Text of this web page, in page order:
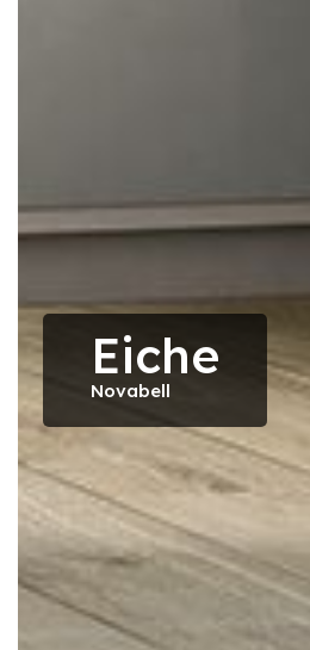
Eiche
Novabell